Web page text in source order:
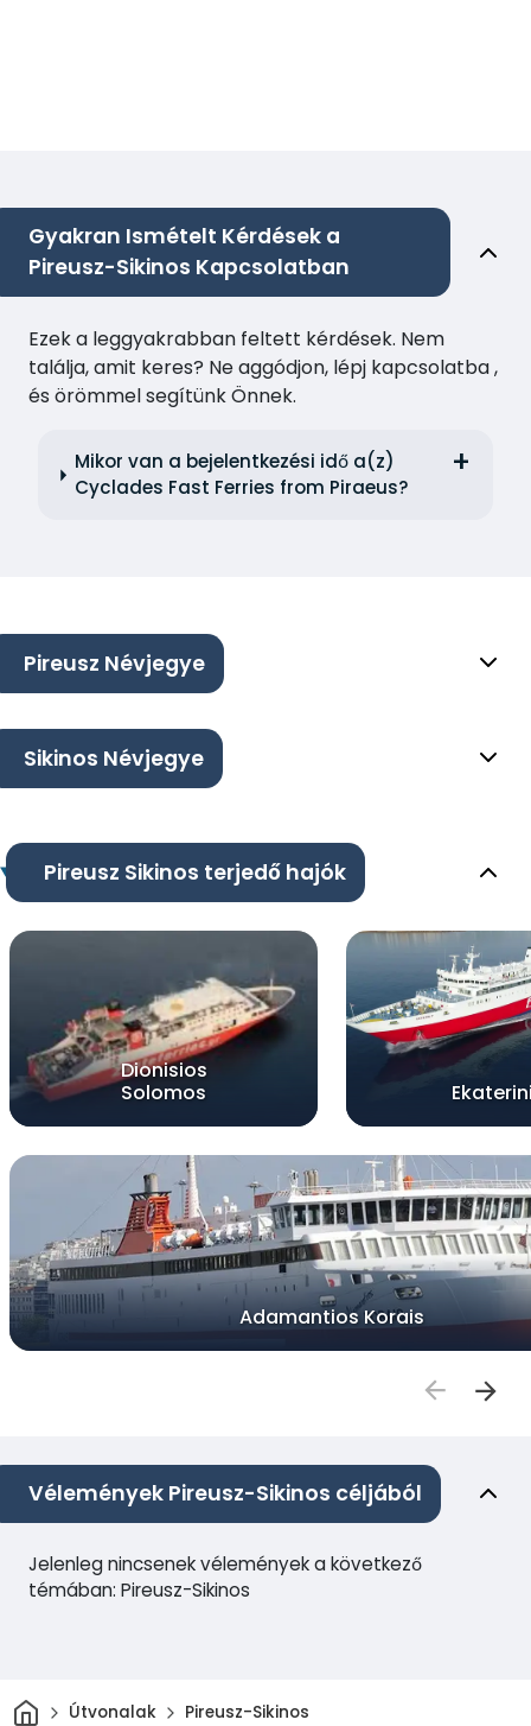
Gyakran Ismételt Kérdések a
Pireusz-Sikinos Kapcsolatban
Ezek a leggyakrabban feltett kérdések. Nem
találja, amit keres? Ne aggódjon, lépj kapcsolatba ,
és örömmel segítünk Önnek.
Mikor van a bejelentkezési idő a(z)
Cyclades Fast Ferries from Piraeus?
Pireusz Névjegye
Sikinos Névjegye
Pireusz Sikinos terjedő hajók
Dionisios
Solomos
Adamantios Korais
Vélemények Pireusz-Sikinos céljából
Jelenleg nincsenek vélemények a következő
témában: Pireusz-Sikinos
Otthon
Útvonalak Pireusz-Sikinos